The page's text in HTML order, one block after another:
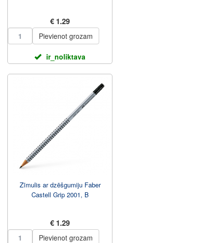
€ 1.29
Pievienot grozam
ir_noliktava
Zīmulis ar dzēšgumiju Faber
Castell Grip 2001, B
€ 1.29
Pievienot grozam